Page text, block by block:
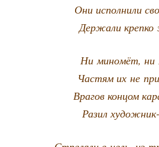
Они испол­ни­ли
Дер­жа­ли креп­ко
Ни мино­мёт,
Частям их не
Вра­гов кон­цом
Разил